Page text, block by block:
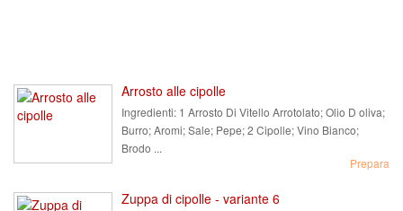
Arrosto alle cipolle
Ingredienti: 1 Arrosto Di Vitello Arrotolato; Olio D oliva;
Burro; Aromi; Sale; Pepe; 2 Cipolle; Vino Bianco;
Brodo ...
Prepara
Zuppa di cipolle - variante 6